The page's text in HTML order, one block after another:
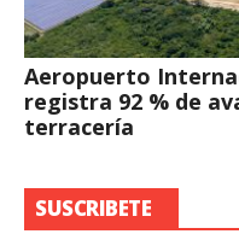
Aeropuerto
registra 92 % de
terracería
SUSCRIBETE